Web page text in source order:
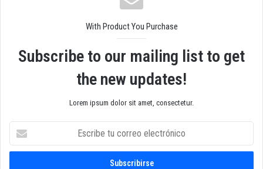
With Product You Purchase
Subscribe to our mailing list to get
the new updates!
Lorem ipsum dolor sit amet, consectetur.
c